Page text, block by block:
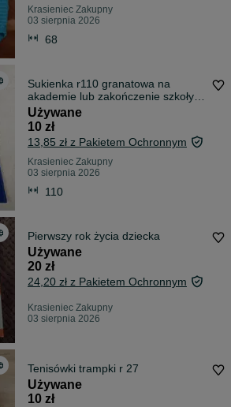
Krasieniec Zakupny
03 sierpnia 2026
68
Sukienka r110 granatowa na
akademie lub zakończenie szkoły
cool Club
Używane
10 zł
13,85 zł z Pakietem Ochronnym
Krasieniec Zakupny
03 sierpnia 2026
110
Pierwszy rok życia dziecka
Używane
20 zł
24,20 zł z Pakietem Ochronnym
Krasieniec Zakupny
03 sierpnia 2026
Tenisówki trampki r 27
Używane
10 zł